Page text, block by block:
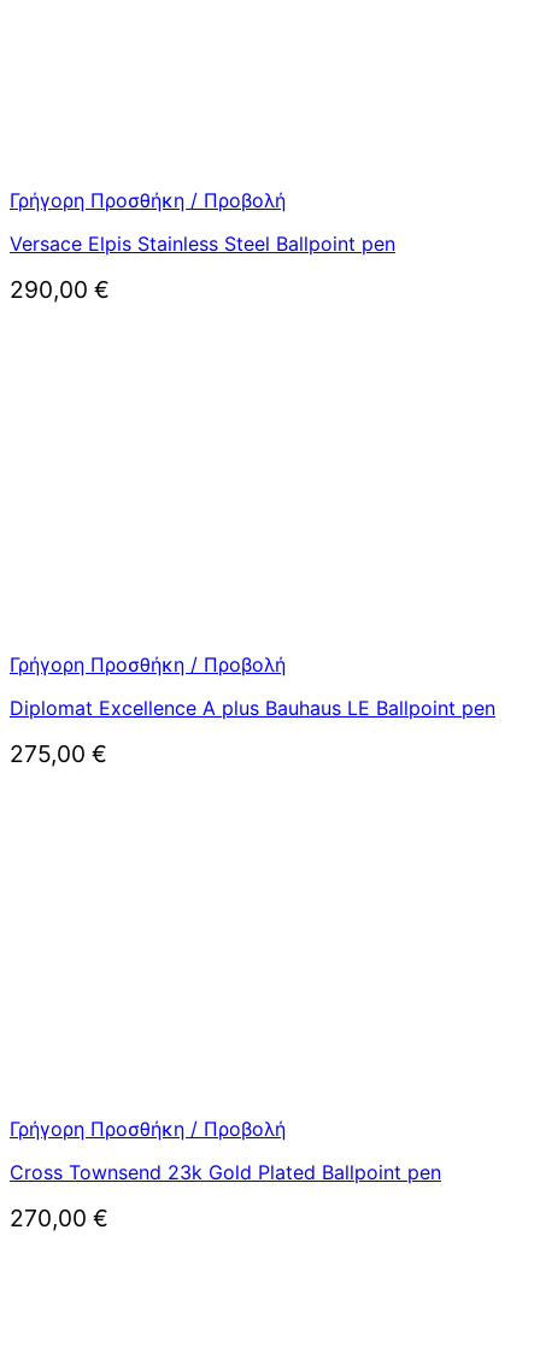
Γρήγορη Προσθήκη / Προβολή
Versace Elpis Stainless Steel Ballpoint pen
290,00 €
Γρήγορη Προσθήκη / Προβολή
Diplomat Excellence A plus Bauhaus LE Ballpoint pen
275,00 €
Γρήγορη Προσθήκη / Προβολή
Cross Townsend 23k Gold Plated Ballpoint pen
270,00 €